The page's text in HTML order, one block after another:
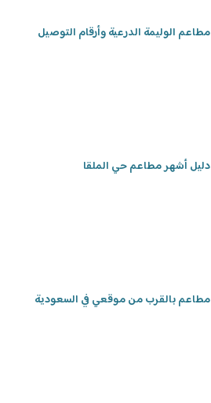
مطاعم الوليمة الدرعية وأرقام التوصيل
دليل أشهر مطاعم حي الملقا
مطاعم بالقرب من موقعي في السعودية